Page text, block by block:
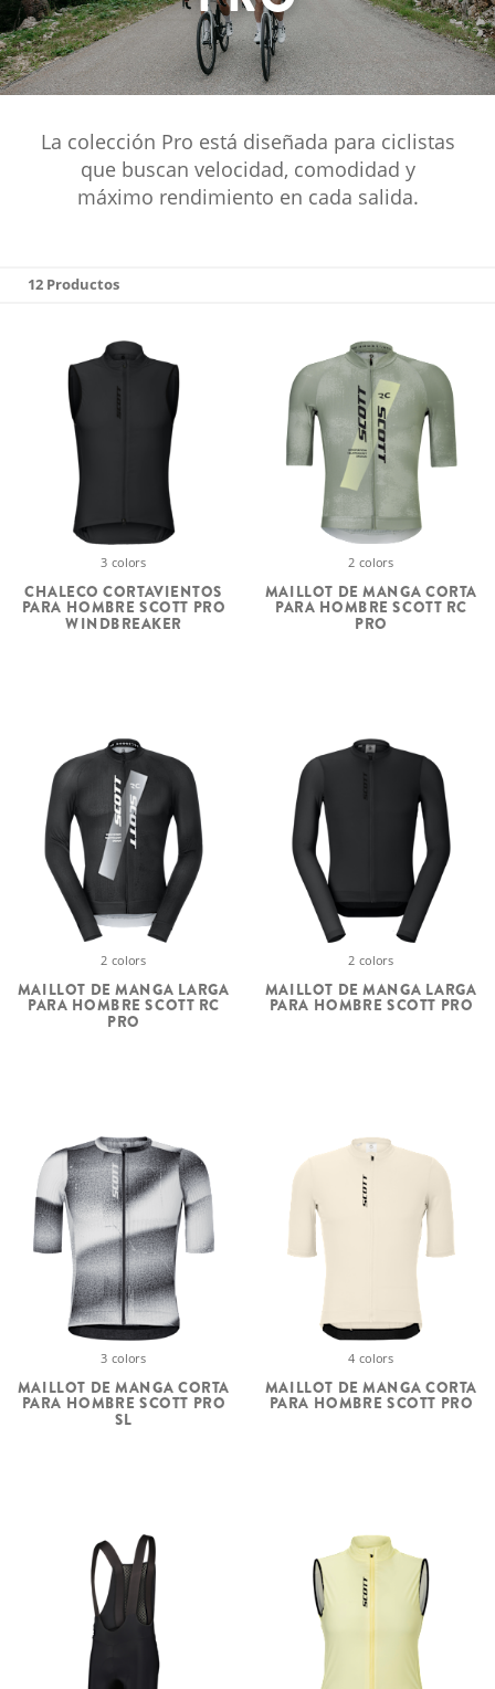
La colección Pro está diseñada para ciclistas
que buscan velocidad, comodidad y
máximo rendimiento en cada salida.
12 Productos
3 colors
CHALECO CORTAVIENTOS
PARA HOMBRE SCOTT PRO
WINDBREAKER
2 colors
MAILLOT DE MANGA CORTA
PARA HOMBRE SCOTT RC
PRO
2 colors
MAILLOT DE MANGA LARGA
PARA HOMBRE SCOTT RC
PRO
2 colors
MAILLOT DE MANGA LARGA
PARA HOMBRE SCOTT PRO
3 colors
MAILLOT DE MANGA CORTA
PARA HOMBRE SCOTT PRO
SL
4 colors
MAILLOT DE MANGA CORTA
PARA HOMBRE SCOTT PRO